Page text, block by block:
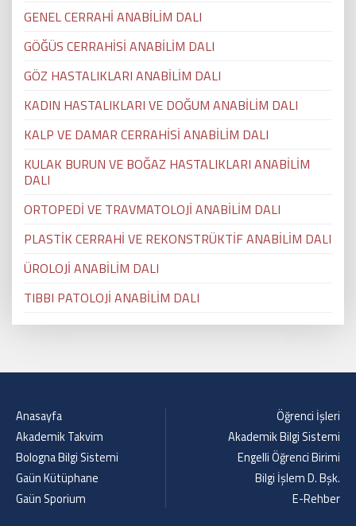
GENEL CERRAHİ ANABİLİM DALI
GÖĞÜS CERRAHİSİ ANABİLİM DALI
GÖZ HASTALIKLARI ANABİLİM DALI
KADIN HASTALIKLARI VE DOĞUM ANABİLİM DALI
KALP VE DAMAR CERRAHİSİ ANABİLİM DALI
KULAK BURUN VE BOĞAZ HASTALIKLARI ANABİLİM
DALI
ORTOPEDİ VE TRAVMATOLOJİ ANABİLİM DALI
PLASTİK CERRAHİ VE REKONSTRÜKTİF ANABİLİM DALI
ÜROLOJİ ANABİLİM DALI
TIBBI PATOLOJİ ANABİLİM DALI
Anasayfa
Akademik Takvim
Bologna Bilgi Sistemi
Gaün Kütüphane
Gaün Sporium
Öğrenci İşleri
Akademik Bilgi Sistemi
Engelli Öğrenci Birimi
Bilgi İşlem D. Bşk.
E-Rehber